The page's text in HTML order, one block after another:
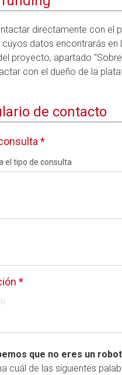
directamente con el
datos encontrarás en
proyecto, apartado
con el dueño de la
de contacto
*
*
que no eres un robot
cuál de las siguientes